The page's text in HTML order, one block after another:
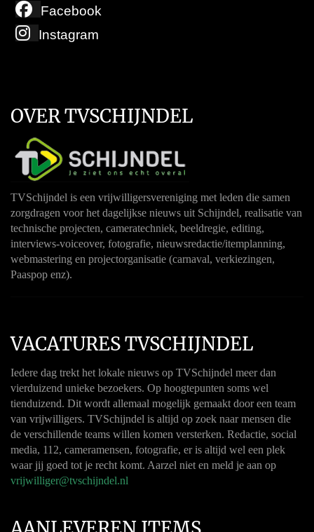
Facebook
Instagram
OVER TVSCHIJNDEL
TVSchijndel is een vrijwilligersvereniging met leden die samen
zorgdragen voor het dagelijkse nieuws uit Schijndel, realisatie van
technische projecten, cameratechniek, beeldregie, editing,
interviews-voiceover, fotografie, nieuwsredactie/itemplanning,
webmastering en projectorganisatie (carnaval, verkiezingen,
Paaspop enz).
VACATURES TVSCHIJNDEL
Iedere dag trekt het lokale nieuws op TVSchijndel meer dan
vierduizend unieke bezoekers. Op hoogtepunten soms wel
tienduizend. Dit wordt allemaal mogelijk gemaakt door een team
van vrijwilligers. TVSchijndel is altijd op zoek naar mensen die
de verschillende teams willen komen versterken. Redactie, social
media, 112, cameramensen, fotografie, er is altijd wel een plek
waar jij goed tot je recht komt. Aarzel niet en meld je aan op
vrijwilliger@tvschijndel.nl